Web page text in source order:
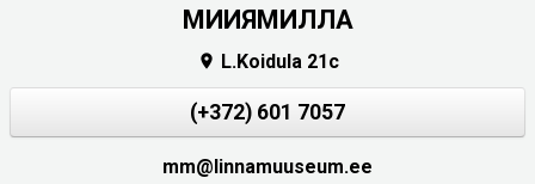
МИИЯМИЛЛА
 L.Koidula 21c
(+372) 601 7057
mm@linnamuuseum.ee